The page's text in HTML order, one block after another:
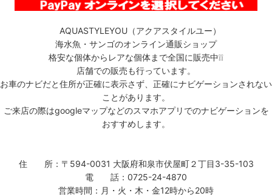
AQUASTYLEYOU（アクアスタイルユー）
海水魚・サンゴのオンライン通販ショップ
格安な個体からレアな個体まで全国に販売中❕❕
店舗での販売も行っています。
お車のナビだと住所が正確に表示さず、正確にナビゲーションされない
ことがあります。
ご来店の際はgoogleマップなどのスマホアプリでのナビゲーションを
おすすめします。
住 所：〒594-0031 大阪府和泉市伏屋町２丁目3-35-103
電 話：0725-24-4870
営業時間：月・火・木・金12時から20時